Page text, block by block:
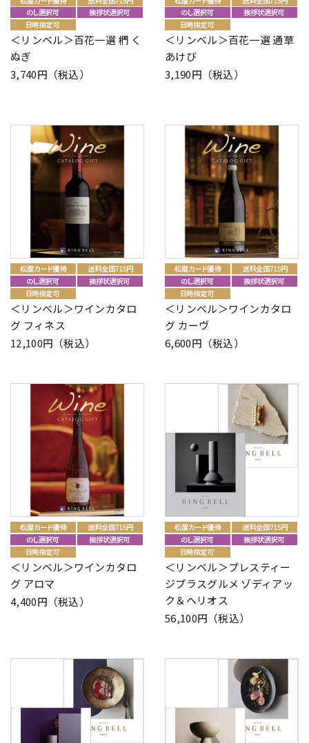
＜リンベル＞百花一選 椚 く
ぬぎ
3,740円（税込）
＜リンベル＞百花一選 通草
あけび
3,190円（税込）
＜リンベル＞ワインカタロ
グ フィネス
12,100円（税込）
＜リンベル＞ワインカタロ
グ カーヴ
6,600円（税込）
＜リンベル＞ワインカタロ
グ アロマ
4,400円（税込）
＜リンベル＞プレスティー
ジプラスグルメ ゾディアッ
ク＆ヘリオス
56,100円（税込）